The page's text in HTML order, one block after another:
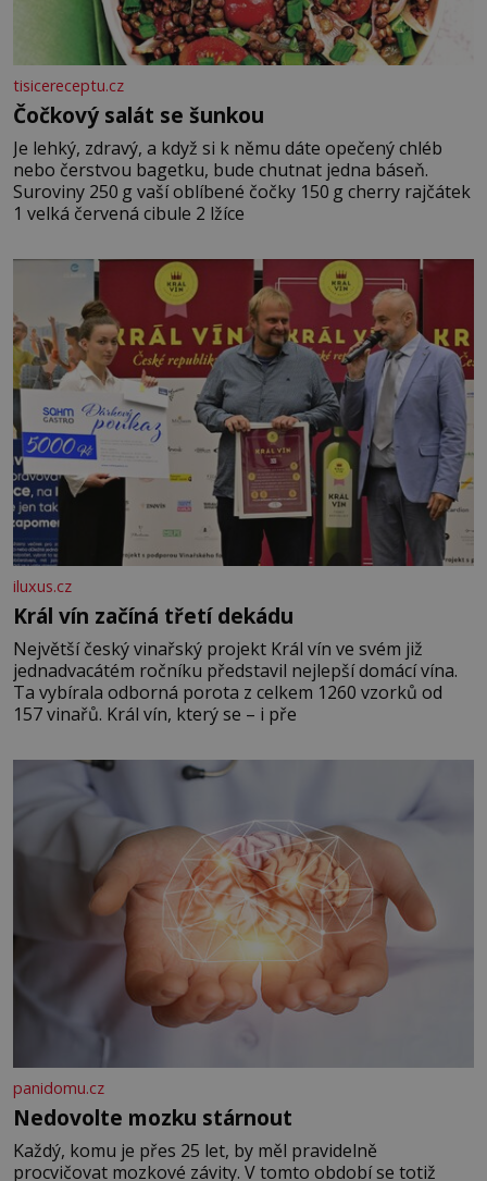
tisicereceptu.cz
Čočkový salát se šunkou
Je lehký, zdravý, a když si k němu dáte opečený chléb
nebo čerstvou bagetku, bude chutnat jedna báseň.
Suroviny 250 g vaší oblíbené čočky 150 g cherry rajčátek
1 velká červená cibule 2 lžíce
iluxus.cz
Král vín začíná třetí dekádu
Největší český vinařský projekt Král vín ve svém již
jednadvacátém ročníku představil nejlepší domácí vína.
Ta vybírala odborná porota z celkem 1260 vzorků od
157 vinařů. Král vín, který se – i pře
panidomu.cz
Nedovolte mozku stárnout
Každý, komu je přes 25 let, by měl pravidelně
procvičovat mozkové závity. V tomto období se totiž